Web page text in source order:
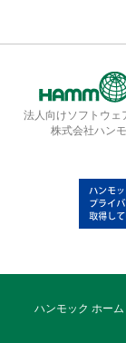
法人向けソフトウェ
株式会社ハン
ハンモック ホーム